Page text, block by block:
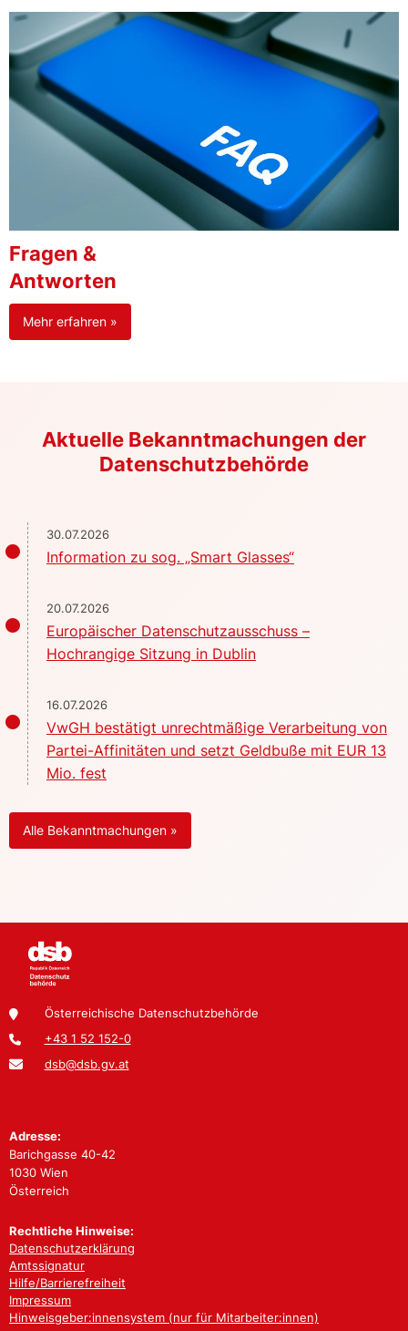
Fragen &
Antworten
Mehr erfahren »
Aktuelle Bekanntmachungen der
Datenschutzbehörde
30.07.2026
Information zu sog. „Smart Glasses“
20.07.2026
Europäischer Datenschutzausschuss –
Hochrangige Sitzung in Dublin
16.07.2026
VwGH bestätigt unrechtmäßige Verarbeitung von
Partei-Affinitäten und setzt Geldbuße mit EUR 13
Mio. fest
Alle Bekanntmachungen »
Österreichische Datenschutzbehörde
+43 1 52 152-0
dsb@dsb.gv.at
Adresse:
Barichgasse 40-42
1030 Wien
Österreich
Rechtliche Hinweise:
Datenschutzerklärung
Amtssignatur
Hilfe/Barrierefreiheit
Impressum
Hinweisgeber:innensystem (nur für Mitarbeiter:innen)